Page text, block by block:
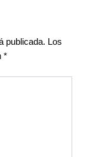
publicada. Los
*